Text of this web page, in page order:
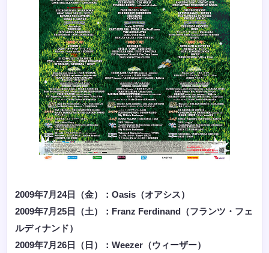
2009年7月24日（金）：Oasis（オアシス）
2009年7月25日（土）：Franz Ferdinand（フランツ・フェ
ルディナンド）
2009年7月26日（日）：Weezer（ウィーザー）